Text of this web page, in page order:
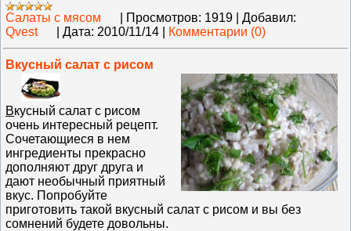
Салаты с мясом
Просмотров: 1919
Добавил:
Qvest
Дата: 2010/11/14 Комментарии (0)
Вкусный салат с рисом
Вкусный салат с рисом
очень интересный рецепт.
Сочетающиеся в нем
ингредиенты прекрасно
дополняют друг друга и
дают необычный приятный
вкус. Попробуйте
приготовить такой вкусный салат с рисом и вы без
сомнений будете довольны.